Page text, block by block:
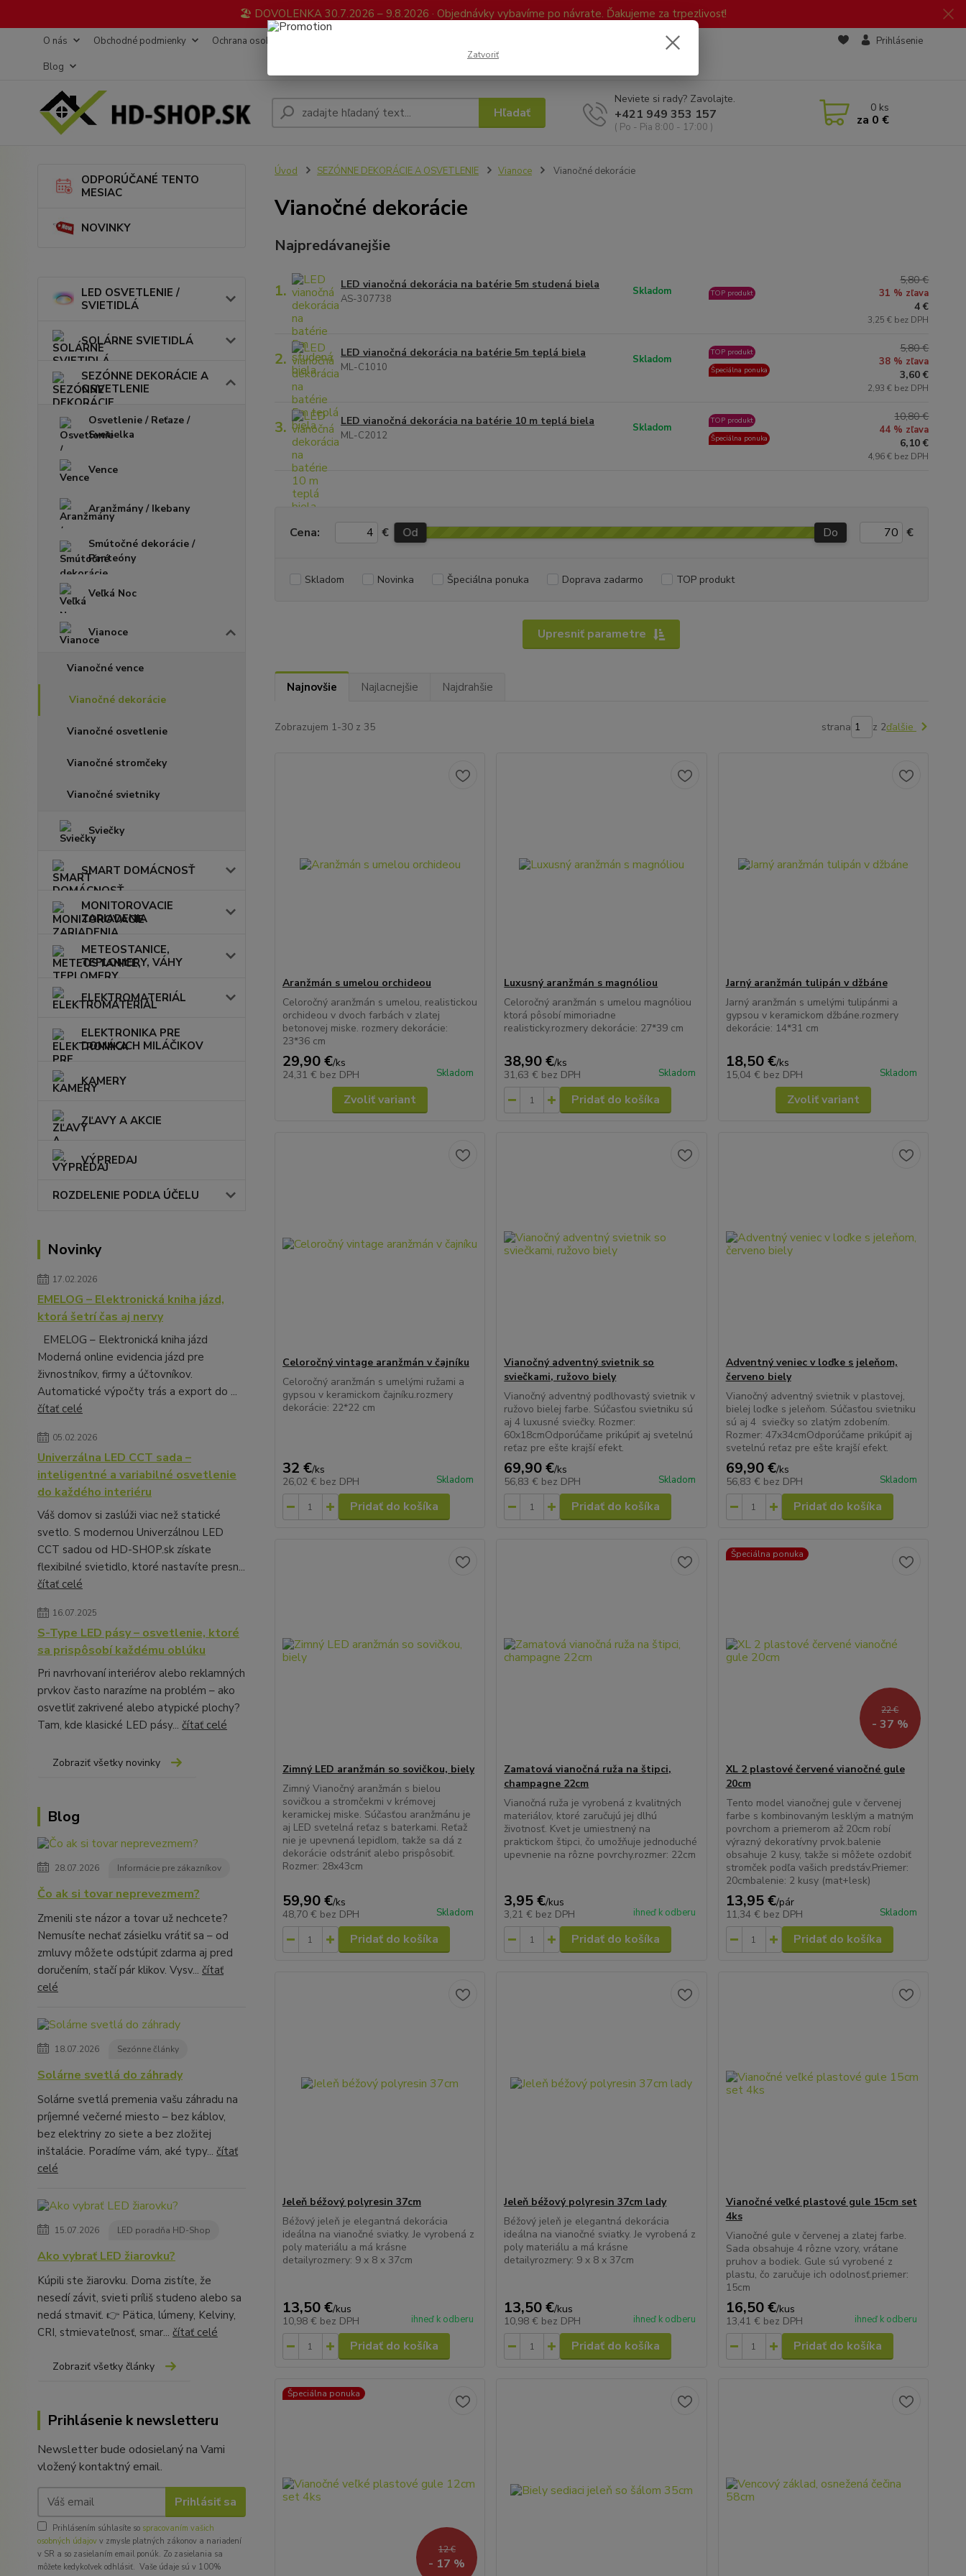
🏖️ DOVOLENKA 30.7.2026 – 9.8.2026 · Objednávky vybavíme po návrate. Ďakujeme za trpezlivosť!
O nás Obchodné podmienky Ochrana osobných údajov
Blog
Prihlásenie
Hľadať
Neviete si rady? Zavolajte.
+421 949 353 157
( Po - Pia 8:00 - 17:00 )
0 ks
za 0 €
ODPORÚČANÉ TENTO
MESIAC
NOVINKY
LED OSVETLENIE /
SVIETIDLÁ
SOLÁRNE SVIETIDLÁ
SEZÓNNE DEKORÁCIE A
OSVETLENIE
Osvetlenie / Reťaze /
Svetielka
Vence
Aranžmány / Ikebany
Smútočné dekorácie /
Panteóny
Veľká Noc
Vianoce
Vianočné vence
Vianočné dekorácie
Vianočné osvetlenie
Vianočné stromčeky
Vianočné svietniky
Sviečky
SMART DOMÁCNOSŤ
MONITOROVACIE
ZARIADENIA
METEOSTANICE,
TEPLOMERY, VÁHY
ELEKTROMATERIÁL
ELEKTRONIKA PRE
DOMÁCICH MILÁČIKOV
KAMERY
ZĽAVY A AKCIE
VÝPREDAJ
ROZDELENIE PODĽA ÚČELU
Novinky
17.02.2026
EMELOG – Elektronická kniha jázd,
ktorá šetrí čas aj nervy
EMELOG – Elektronická kniha jázd
Moderná online evidencia jázd pre
živnostníkov, firmy a účtovníkov.
Automatické výpočty trás a export do ...
čítať celé
05.02.2026
Univerzálna LED CCT sada –
inteligentné a variabilné osvetlenie
do každého interiéru
Váš domov si zaslúži viac než statické
svetlo. S modernou Univerzálnou LED
CCT sadou od HD-SHOP.sk získate
flexibilné svietidlo, ktoré nastavíte presn...
čítať celé
16.07.2025
S-Type LED pásy – osvetlenie, ktoré
sa prispôsobí každému oblúku
Pri navrhovaní interiérov alebo reklamných
prvkov často narazíme na problém – ako
osvetliť zakrivené alebo atypické plochy?
Tam, kde klasické LED pásy... čítať celé
Zobraziť všetky novinky
Blog
28.07.2026 Informácie pre zákazníkov
Čo ak si tovar neprevezmem?
Zmenili ste názor a tovar už nechcete?
Nemusíte nechať zásielku vrátiť sa – od
zmluvy môžete odstúpiť zdarma aj pred
doručením, stačí pár klikov. Vysv... čítať
celé
18.07.2026 Sezónne články
Solárne svetlá do záhrady
Solárne svetlá premenia vašu záhradu na
príjemné večerné miesto – bez káblov,
bez elektriny zo siete a bez zložitej
inštalácie. Poradíme vám, aké typy... čítať
celé
15.07.2026 LED poradňa HD-Shop
Ako vybrať LED žiarovku?
Kúpili ste žiarovku. Doma zistíte, že
nesedí závit, svieti príliš studeno alebo sa
nedá stmaviť. 👉 Pätica, lúmeny, Kelviny,
CRI, stmievateľnosť, smar... čítať celé
Zobraziť všetky články
Prihlásenie k newsletteru
Newsletter bude odosielaný na Vami
vložený kontaktný email.
Prihlásiť sa
Prihlásením súhlasíte so spracovaním vašich
osobných údajov v zmysle platných zákonov a nariadení
v SR a so zasielaním email ponúk. Zo zasielania sa
môžete kedykoľvek odhlásiť. Vaše údaje sú v 100%
Úvod SEZÓNNE DEKORÁCIE A OSVETLENIE Vianoce Vianočné dekorácie
Vianočné dekorácie
Najpredávanejšie
1. LED vianočná dekorácia na batérie 5m studená biela
AS-307738
Skladom TOP produkt
5,80 €
31 % zľava
4 €
3,25 € bez DPH
2. LED vianočná dekorácia na batérie 5m teplá biela
ML-C1010
Skladom
TOP produkt
Špeciálna ponuka
5,80 €
38 % zľava
3,60 €
2,93 € bez DPH
3. LED vianočná dekorácia na batérie 10 m teplá biela
ML-C2012
Skladom
TOP produkt
Špeciálna ponuka
10,80 €
44 % zľava
6,10 €
4,96 € bez DPH
Upresniť parametre
Cena: € Od Do €
Skladom Novinka Špeciálna ponuka Doprava zadarmo TOP produkt
Najnovšie Najlacnejšie Najdrahšie
Zobrazujem 1-30 z 35 strana z 2ďalšie
Aranžmán s umelou orchideou
Celoročný aranžmán s umelou, realistickou
orchideou v dvoch farbách v zlatej
betonovej miske. rozmery dekorácie:
23*36 cm
29,90 €/ks
24,31 € bez DPH Skladom
Zvoliť variant
Luxusný aranžmán s magnóliou
Celoročný aranžmán s umelou magnóliou
ktorá pôsobí mimoriadne
realisticky.rozmery dekorácie: 27*39 cm
38,90 €/ks
31,63 € bez DPH Skladom
Pridať do košíka
Jarný aranžmán tulipán v džbáne
Jarný aranžmán s umelými tulipánmi a
gypsou v keramickom džbáne.rozmery
dekorácie: 14*31 cm
18,50 €/ks
15,04 € bez DPH Skladom
Zvoliť variant
Celoročný vintage aranžmán v čajníku
Celoročný aranžmán s umelými ružami a
gypsou v keramickom čajníku.rozmery
dekorácie: 22*22 cm
32 €/ks
26,02 € bez DPH Skladom
Pridať do košíka
Vianočný adventný svietnik so
sviečkami, ružovo biely
Vianočný adventný podlhovastý svietnik v
ružovo bielej farbe. Súčasťou svietniku sú
aj 4 luxusné sviečky. Rozmer:
60x18cmOdporúčame prikúpiť aj svetelnú
reťaz pre ešte krajší efekt.
69,90 €/ks
56,83 € bez DPH Skladom
Pridať do košíka
Adventný veniec v loďke s jeleňom,
červeno biely
Vianočný adventný svietnik v plastovej,
bielej loďke s jeleňom. Súčasťou svietniku
sú aj 4 sviečky so zlatým zdobením.
Rozmer: 47x34cmOdporúčame prikúpiť aj
svetelnú reťaz pre ešte krajší efekt.
69,90 €/ks
56,83 € bez DPH Skladom
Pridať do košíka
Zimný LED aranžmán so sovičkou, biely
Zimný Vianočný aranžmán s bielou
sovičkou a stromčekmi v krémovej
keramickej miske. Súčasťou aranžmánu je
aj LED svetelná reťaz s baterkami. Reťaž
nie je upevnená lepidlom, takže sa dá z
dekorácie odstrániť alebo prispôsobiť.
Rozmer: 28x43cm
59,90 €/ks
48,70 € bez DPH Skladom
Pridať do košíka
Zamatová vianočná ruža na štipci,
champagne 22cm
Vianočná ruža je vyrobená z kvalitných
materiálov, ktoré zaručujú jej dlhú
životnosť. Kvet je umiestnený na
praktickom štipci, čo umožňuje jednoduché
upevnenie na rôzne povrchy.rozmer: 22cm
3,95 €/kus
3,21 € bez DPH ihneď k odberu
Pridať do košíka
Špeciálna ponuka
22 €
- 37 %
XL 2 plastové červené vianočné gule
20cm
Tento model vianočnej gule v červenej
farbe s kombinovaným lesklým a matným
povrchom a priemerom až 20cm robí
výrazný dekoratívny prvok.balenie
obsahuje 2 kusy, takže si môžete ozdobiť
stromček podľa vašich predstáv.Priemer:
20cmbalenie: 2 kusy (mat+lesk)
13,95 €/pár
11,34 € bez DPH Skladom
Pridať do košíka
Jeleň béžový polyresin 37cm
Béžový jeleň je elegantná dekorácia
ideálna na vianočné sviatky. Je vyrobená z
poly materiálu a má krásne
detailyrozmery: 9 x 8 x 37cm
13,50 €/kus
10,98 € bez DPH ihneď k odberu
Pridať do košíka
Jeleň béžový polyresin 37cm lady
Béžový jeleň je elegantná dekorácia
ideálna na vianočné sviatky. Je vyrobená z
poly materiálu a má krásne
detailyrozmery: 9 x 8 x 37cm
13,50 €/kus
10,98 € bez DPH ihneď k odberu
Pridať do košíka
Vianočné veľké plastové gule 15cm set
4ks
Vianočné gule v červenej a zlatej farbe.
Sada obsahuje 4 rôzne vzory, vrátane
pruhov a bodiek. Gule sú vyrobené z
plastu, čo zaručuje ich odolnosť.priemer:
15cm
16,50 €/kus
13,41 € bez DPH ihneď k odberu
Pridať do košíka
Špeciálna ponuka
12 €
- 17 %
Zatvoriť